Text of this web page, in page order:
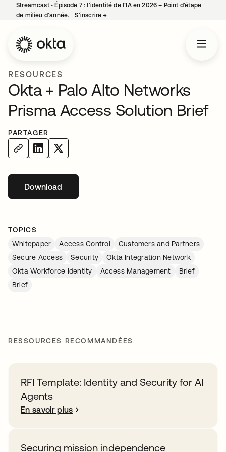
Streamcast ‑ Épisode 7 : l’identité de l’IA en 2026 – Point d’étape
de milieu d’année.
S’inscrire→
RESOURCES
Okta + Palo Alto Networks
Prisma Access Solution Brief
PARTAGER
Downloads’ouvre dans un nouvel onglet
TOPICS
Whitepaper
Access Control
Customers and Partners
Secure Access
Security
Okta Integration Network
Okta Workforce Identity
Access Management
Brief
Brief
RESSOURCES RECOMMANDÉES
RFI Template: Identity and Security for AI
Agents
En savoir plus
Securing mission independence